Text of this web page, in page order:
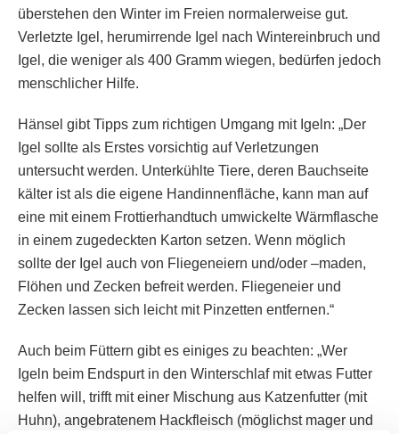
überstehen den Winter im Freien normalerweise gut.
Verletzte Igel, herumirrende Igel nach Wintereinbruch und
Igel, die weniger als 400 Gramm wiegen, bedürfen jedoch
menschlicher Hilfe.
Hänsel gibt Tipps zum richtigen Umgang mit Igeln: „Der
Igel sollte als Erstes vorsichtig auf Verletzungen
untersucht werden. Unterkühlte Tiere, deren Bauchseite
kälter ist als die eigene Handinnenfläche, kann man auf
eine mit einem Frottierhandtuch umwickelte Wärmflasche
in einem zugedeckten Karton setzen. Wenn möglich
sollte der Igel auch von Fliegeneiern und/oder –maden,
Flöhen und Zecken befreit werden. Fliegeneier und
Zecken lassen sich leicht mit Pinzetten entfernen.“
Auch beim Füttern gibt es einiges zu beachten: „Wer
Igeln beim Endspurt in den Winterschlaf mit etwas Futter
helfen will, trifft mit einer Mischung aus Katzenfutter (mit
Huhn), angebratenem Hackfleisch (möglichst mager und